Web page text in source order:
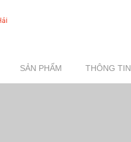
SẢN PHẨM THÔNG TIN